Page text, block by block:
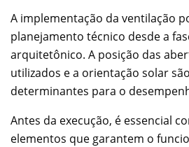
A implementação da ventilação
planejamento técnico desde a
arquitetônico. A posição das
utilizados e a orientação solar
determinantes para o
Antes da execução, é essencial
elementos que garantem o